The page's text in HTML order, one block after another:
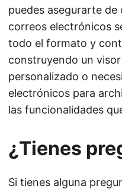
puedes asegurarte
correos electrónicos
todo el formato y
construyendo un
personalizado o
electrónicos para
las funcionalidades
¿Tienes
Si tienes alguna